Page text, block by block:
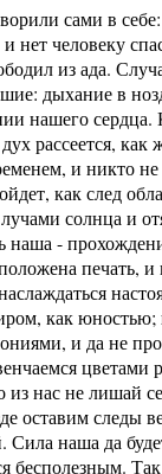
сами в себе:
нет человеку
из ада.
дыхание в
нашего сердца.
рассеется,
и никто
как след
солнца и
наша -
печать,
как
и да не
цветами
нас не лишай
оставим следы
наша да
бесполезным.